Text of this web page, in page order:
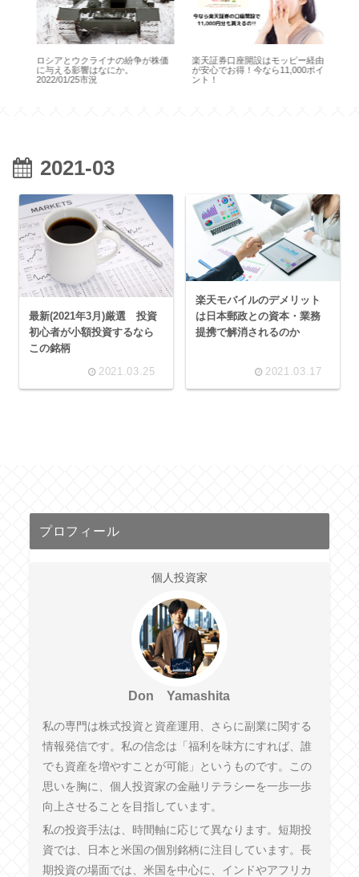
ロシアとウクライナの紛争が株価
に与える影響はなにか。
2022/01/25市況
楽天証券口座開設はモッピー経由
が安心でお得！今なら11,000ポイ
ント！
2021-03
最新(2021年3月)厳選 投資
初心者が小額投資するなら
この銘柄
2021.03.25
楽天モバイルのデメリット
は日本郵政との資本・業務
提携で解消されるのか
2021.03.17
プロフィール
個人投資家
Don Yamashita
私の専門は株式投資と資産運用、さらに副業に関する
情報発信です。私の信念は「福利を味方にすれば、誰
でも資産を増やすことが可能」というものです。この
思いを胸に、個人投資家の金融リテラシーを一歩一歩
向上させることを目指しています。
私の投資手法は、時間軸に応じて異なります。短期投
資では、日本と米国の個別銘柄に注目しています。長
期投資の場面では、米国を中心に、インドやアフリカ